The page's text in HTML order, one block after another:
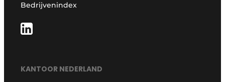
Bedrijvenindex
KANTOOR NEDERLAND